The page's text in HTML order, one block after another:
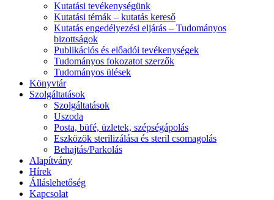
Kutatási tevékenységünk
Kutatási témák – kutatás kereső
Kutatás engedélyezési eljárás – Tudományos
bizottságok
Publikációs és előadói tevékenységek
Tudományos fokozatot szerzők
Tudományos ülések
Könyvtár
Szolgáltatások
Szolgáltatások
Uszoda
Posta, büfé, üzletek, szépségápolás
Eszközök sterilizálása és steril csomagolás
Behajtás/Parkolás
Alapítvány
Hírek
Álláslehetőség
Kapcsolat